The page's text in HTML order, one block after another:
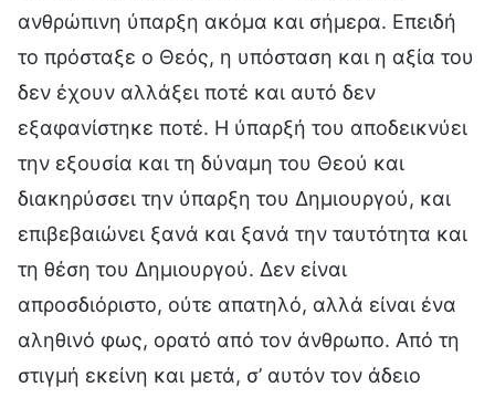
ανθρώπινη ύπαρξη ακόμα και σήμερα. Επειδή
το πρόσταξε ο Θεός, η υπόσταση και η αξία του
δεν έχουν αλλάξει ποτέ και αυτό δεν
εξαφανίστηκε ποτέ. Η ύπαρξή του αποδεικνύει
την εξουσία και τη δύναμη του Θεού και
διακηρύσσει την ύπαρξη του Δημιουργού, και
επιβεβαιώνει ξανά και ξανά την ταυτότητα και
τη θέση του Δημιουργού. Δεν είναι
απροσδιόριστο, ούτε απατηλό, αλλά είναι ένα
αληθινό φως, ορατό από τον άνθρωπο. Από τη
στιγμή εκείνη και μετά, σ’ αυτόν τον άδειο